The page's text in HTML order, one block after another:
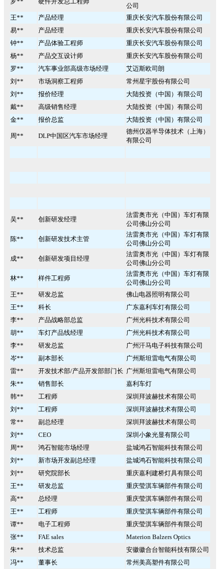
公司
王**
产品经理
重庆长安汽车股份有限公司
易**
产品经理
重庆长安汽车股份有限公司
钟**
产品体验工程师
重庆长安汽车股份有限公司
杨**
产品交互设计师
重庆长安汽车股份有限公司
罗**
汽车事业部高级市场经理
艾迈斯欧司朗
刘**
市场洞察工程师
常州星宇股份有限公司
刘**
报价经理
大陆投资（中国）有限公司
戴**
高级销售经理
大陆投资（中国）有限公司
金**
报价总监 大陆投资（中国）有限公司
周** DLP中国区汽车市场经理
德州仪器半导体技术（上海）
有限公司
吴** 创新研发经理
法雷奥市光（中国）车灯有限
公司佛山分公司
陈** 创新研发技术主管
法雷奥市光（中国）车灯有限
公司佛山分公司
成** 创新研发项目经理
法雷奥市光（中国）车灯有限
公司佛山分公司
林** 样件工程师
法雷奥市光（中国）车灯有限
公司佛山分公司
王**
研发总监
佛山电器照明有限公司
王**
科长
广东嘉利车灯有限公司
李**
产品战略部总监
广州光科技术有限公司
胡**
车灯产品线经理
广州光科技术有限公司
李**
研发总监
广州汗马电子科技有限公司
岑**
副本部长
广州斯坦雷电气有限公司
雷**
开发技术部/产品开发部部门长 广州斯坦雷电气有限公司
朱**
销售部长
嘉利车灯
韩**
工程师
深圳拜波赫技术有限公司
刘**
工程师
深圳拜波赫技术有限公司
常**
副总经理
深圳拜波赫技术有限公司
刘**
CEO
深圳小象光显有限公司
周**
鸿石智能市场经理
盐城鸿石智能科技有限公司
刘**
新市场开发副总经理
盐城鸿石智能科技有限公司
刘**
研究院部长
重庆嘉利建桥灯具有限公司
王**
研发总监
重庆莹淇车辆部件有限公司
高**
总经理
重庆莹淇车辆部件有限公司
王**
工程师
重庆莹淇车辆部件有限公司
谭**
电子工程师
重庆莹淇车辆部件有限公司
张**
FAE sales
Materion Balzers Optics
朱**
技术总监
安徽徽合台智能科技有限公司
冯**
董事长
常州美高塑件有限公司